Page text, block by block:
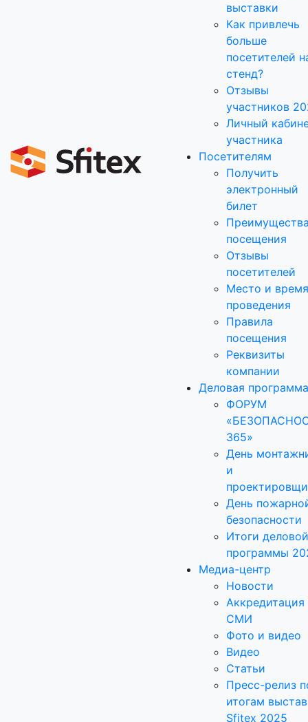
выставки
Как привлечь
больше
посетителей
стенд?
Отзывы
участников
Личный
участника
Посетителям
Получить
электронный
билет
посещения
Отзывы
посетителей
Место и время
проведения
Правила
посещения
Реквизиты
компании
Деловая программа
ФОРУМ
365»
День
и
День
безопасности
Итоги деловой
программы
Медиа-центр
Новости
Аккредитация
СМИ
Фото и видео
Видео
Статьи
Пресс-релиз
итогам
Sfitex 2025